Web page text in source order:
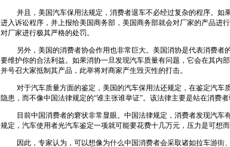
并且，美国汽车保用法规定，消费者退车不必经过复杂的程序。如
进入诉讼程序，并上报给美国商务部，美国商务部就会对厂家的产品进
对厂家进行极其严格的处罚。
另外，美国的消费者协会作用也非常巨大。美国消协是代表消费者
要维护你的合法利益。如果消协一旦发现汽车质量有问题，它会在其内
并号召大家抵制其产品，此举将对商家产生毁灭性的打击。
对于汽车质量方面的鉴定，美国的汽车保用法还规定，在鉴定汽车
隐患，而不像中国法律规定的“谁主张谁举证”。该法律主要是站在消费者
目前中国消费者的窘状非常显眼。中国法律规定，消费者发现汽车
规定，汽车使用者光汽车鉴定一项就可能要花费十几万元，压力是可想而
因此，专家认为，可以想像为什么中国消费者会采取诸如拉车游街